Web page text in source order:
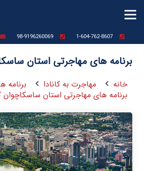
1-604-762-8607
98-9196260069
برنامه های مهاجرتی استان
خانه مهاجرت به کانادا
برنامه
برنامه های مهاجرتی استان ساسکاچوان